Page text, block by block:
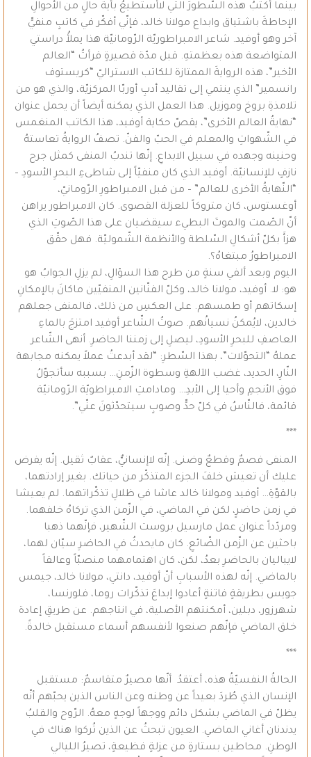
بينما أكتبُ هذه السّطورَ التي لاأستطيعُ بأيةّ حالٍ من الأحوالِ
الإحاطةَ باشتياق وابداع مولانا خالد، فإنّي أفكّر في كاتبٍ منفيٍّ
آخر وهو أوفيد. شاعر الامبراطوريّة الرّومانيّة هذا يملأُ دراستي
المتواضعة هذه بعظمتهِ. قبل مدّة قصيرةٍ قرأتُ “العالم
الأخير”، هذه الروايةَ الممتازة للكاتب الاستراليّ “كريستوف
رانسمير” الذي ينتمي إلى تقاليد أدبِ أوربّا المركزيّة، والذي هو من
تلامذةِ بروخ وموزيل. هذا العمل الذي يمكنه أيضاً أن يحمل عنوان
“نهايةُ العالم الأخرى”، يقصّ حكاية أوفيد، هذا الكاتب المنغمس
في الشّهواتِ والمعلم في الحبّ والفنّ. تصفُ الروايةُ تعاستهُ
وحنينه وجهده في سبيل الابداعِ. إنّها تندبُ المنفى كمثل جرح
نازفٍ للإنسانيّة. أوفيد الذي كان منفيّاً إلى شاطىءِ البحرِ الأسودِ –
“النّهايةُ الأخرى للعالم” – من قبل الامبراطورِ الرّومانيّ،
أوغستوس، كان متروكاً للعزلة القصوى. كان الامبراطور يراهن
أنّ الصّمت والموتَ البطيء سيقضيان على هذا الصّوتِ الذي
هزأَ بكلّ أشكالِ السّلطة والأنظمة الشّموليّة. فهل حقّق
الامبراطورُ مبتغاهُ؟.
اليوم وبعد ألفي سنةٍ من طرح هذا السؤالِ، لم يزلِ الجوابُ هو
هو: لا. أوفيد، مولانا خالد، وكلّ الفنّانين المنفيّين ماكانَ بالإمكانِ
إسكاتهم أو طمسهم. على العكسِ من ذلك، فالمنفى جعلهم
خالدين، لايُمكنُ نسيانُهم. صوتُ الشّاعر أوفيد امتزجَ بالماءِ
العاصفِ للبحرِ الأسودِ، ليصلِ إلى زمننا الحاضرِ. أنهى الشّاعر
عملهُ “التحوّلات”، بهذا السّطرِ: “لقد أبدعتُ عملاً يمكنه مجابهة
النّارِ، الحديد، غضب الآلهةِ وسطوة الزّمنِ… بسببه سأتجوّلُ
فوق الأنجمِ وأحيا إلى الأبدِ… ومادامتِ الامبراطويّة الرّومانيّة
قائمة، فالنّاسُ في كلّ حدٍّ وصوبٍ سيتحدّثونَ عنّي”.
***
المنفى فصمٌ وقطعٌ وضنى. إنّه لاإنسانيٌّ، عقابٌ ثقيل. إنّه يفرض
عليك أن تعيش خلفَ الجزء المتذكّر من حياتك. بغير إرادتهما،
بالقوّةِ… أوفيد ومولانا خالد عاشا في ظلالِ تذكّراتهما. لم يعيشا
في زمن حاضرٍ، لكن في الماضي، في الزّمن الذي تركاهُ خلفهما.
ومردّداً عنوان عمل مارسيل بروست الشّهير، فإنّهما ذهبا
باحثين عن الزّمن الضّائعِ. كان مايحدثُ في الحاضرِ سيّان لهما،
لايباليان بالحاضرِ بعدُ، لكن، كان اهتمامهما منصبّاً وعالقاً
بالماضي. إنّه لهذه الأسبابِ أنّ أوفيد، دانتي، مولانا خالد، جيمس
جويس بطريقةٍ فاتنةٍ أعادوا إبداعَ تذكّرات روما، فلورنسا،
شهرزور، دبلين، أمكنتهم الأصلية، في انتاجهم. عن طريقِ إعادة
خلق الماضي فإنّهم صنعوا لأنفسهم أسماء مستقبل خالدةً.
***
الحالةُ النفسيّةُ هذه، أعتقدُ أنّها مصيرٌ متقاسمٌ: مستقبل
الإنسان الذي طُردَ بعيداً عن وطنه وعن الناس الذين يحبّهم أنّه
يظلّ في الماضي بشكل دائم ووجهاً لوجهٍ معهُ. الرّوح والقلبُ
يدندنان أغاني الماضي. العيون تبحثُ عن الذين تُركوا هناك في
الوطنِ. محاطين بستارةٍ من عزلةٍ فظيعةٍ، تصيرُ الليالي